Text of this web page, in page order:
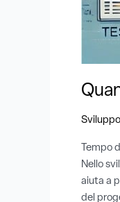
Tempo
Nello
aiuta a
del
per
un’app
e
del